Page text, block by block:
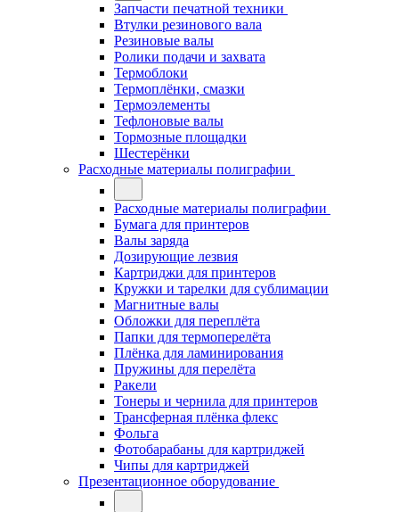
Запчасти печатной техники
Втулки резинового вала
Резиновые валы
Ролики подачи и захвата
Термоблоки
Термоплёнки, смазки
Термоэлементы
Тефлоновые валы
Тормозные площадки
Шестерёнки
Расходные материалы полиграфии
Расходные материалы полиграфии
Бумага для принтеров
Валы заряда
Дозирующие лезвия
Картриджи для принтеров
Кружки и тарелки для сублимации
Магнитные валы
Обложки для переплёта
Папки для термоперелёта
Плёнка для ламинирования
Пружины для перелёта
Ракели
Тонеры и чернила для принтеров
Трансферная плёнка флекс
Фольга
Фотобарабаны для картриджей
Чипы для картриджей
Презентационное оборудование